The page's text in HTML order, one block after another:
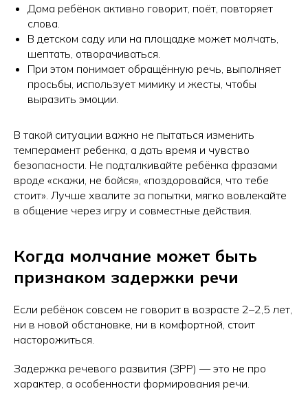
Дома ребёнок активно говорит, поёт, повторяет
слова.
В детском саду или на площадке может молчать,
шептать, отворачиваться.
При этом понимает обращённую речь, выполняет
просьбы, использует мимику и жесты, чтобы
выразить эмоции.
В такой ситуации важно не пытаться изменить
темперамент ребенка, а дать время и чувство
безопасности. Не подталкивайте ребёнка фразами
вроде «скажи, не бойся», «поздоровайся, что тебе
стоит». Лучше хвалите за попытки, мягко вовлекайте
в общение через игру и совместные действия.
Когда молчание может быть
признаком задержки речи
Если ребёнок совсем не говорит в возрасте 2–2,5 лет,
ни в новой обстановке, ни в комфортной, стоит
насторожиться.
Задержка речевого развития (ЗРР) — это не про
характер, а особенности формирования речи.